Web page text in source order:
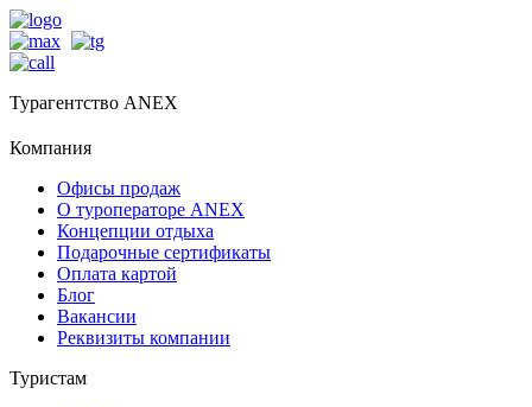
Турагентство ANEX
Компания
Офисы продаж
О туроператоре ANEX
Концепции отдыха
Подарочные сертификаты
Оплата картой
Блог
Вакансии
Реквизиты компании
Туристам